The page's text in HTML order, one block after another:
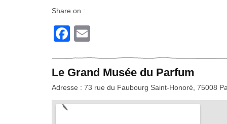
Share on :
Facebook
Le Grand Musée du Parfum
Adresse : 73 rue du Faubourg Saint-Honoré, 75008